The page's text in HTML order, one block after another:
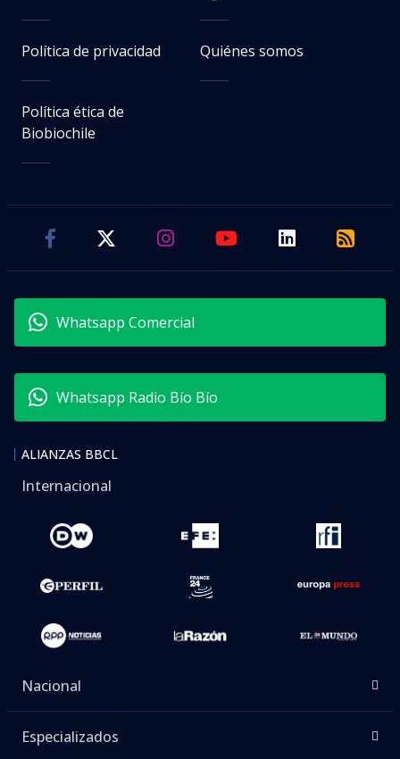
Política de privacidad Quiénes somos
Política ética de
Biobiochile
Whatsapp Comercial
Whatsapp Radio Bío Bío
ALIANZAS BBCL
Internacional
Nacional
Especializados